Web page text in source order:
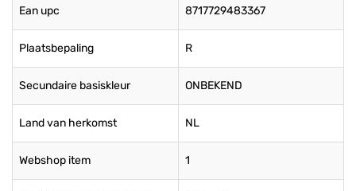
Ean upc 8717729483367
Plaatsbepaling R
Secundaire basiskleur ONBEKEND
Land van herkomst NL
Webshop item 1